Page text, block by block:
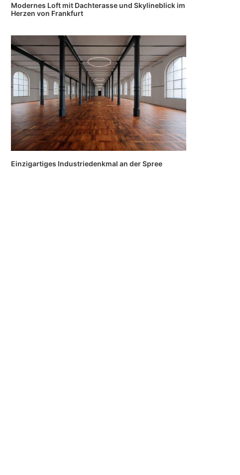
Modernes Loft mit Dachterasse und Skylineblick im
Herzen von Frankfurt
Einzigartiges Industriedenkmal an der Spree